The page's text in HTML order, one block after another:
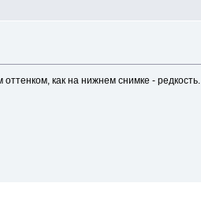
как на нижнем снимке - редкость.